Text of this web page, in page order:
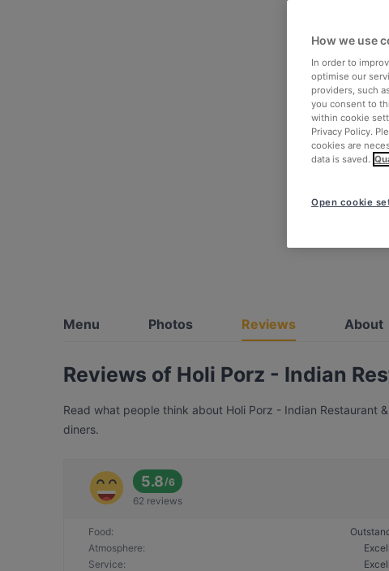
Menu Photos Reviews About
Reviews of Holi Porz - Indian
Read what people think about Holi Porz - Indian Restaurant
diners.
5.8/6
62 reviews
Food:
Atmosphere:
Service:
How we use
In order to
optimise our
providers, such
you consent to
within cookie
Privacy Policy.
cookies are
data is saved.
Open cookie